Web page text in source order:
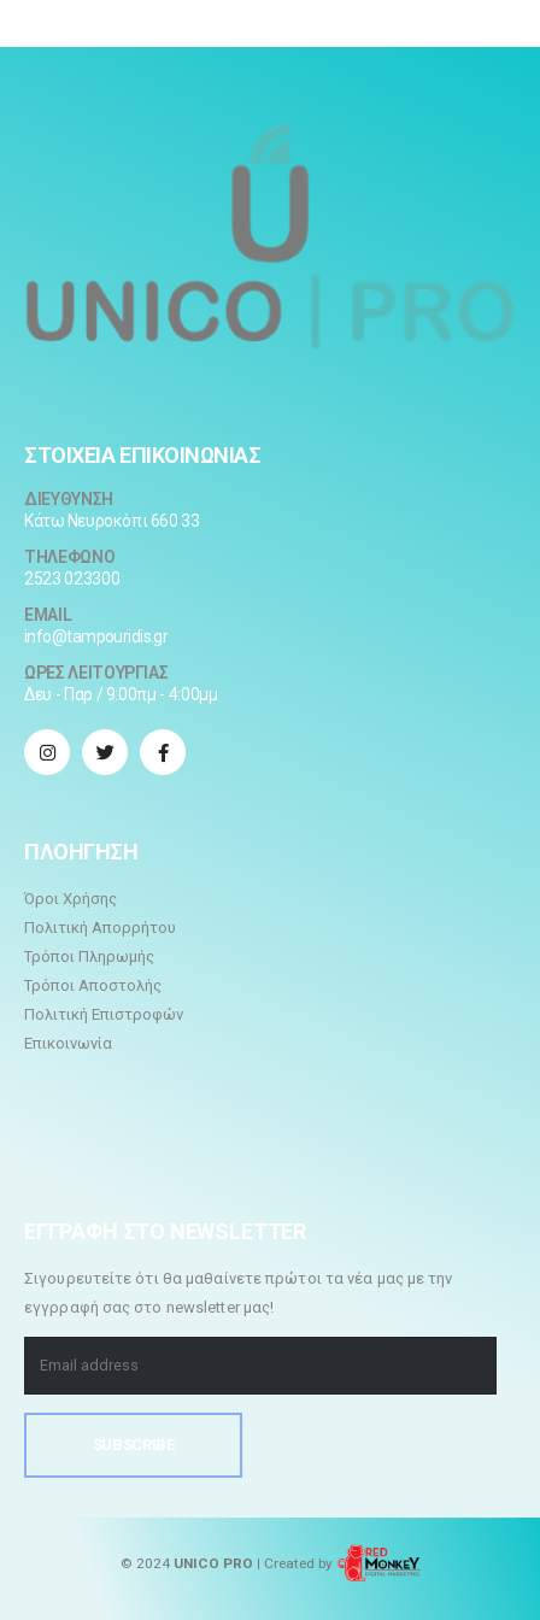
ΣΤΟΙΧΕΙΑ ΕΠΙΚΟΙΝΩΝΙΑΣ
ΔΙΕΥΘΥΝΣΗ
Κάτω Νευροκόπι 660 33
ΤΗΛΕΦΩΝΟ
2523 023300
EMAIL
info@tampouridis.gr
ΩΡΕΣ ΛΕΙΤΟΥΡΓΙΑΣ
Δευ - Παρ / 9:00πμ - 4:00μμ
ΠΛΟΗΓΗΣΗ
Όροι Χρήσης
Πολιτική Απορρήτου
Τρόποι Πληρωμής
Τρόποι Αποστολής
Πολιτική Επιστροφών
Επικοινωνία
ΕΓΓΡΑΦΗ ΣΤΟ NEWSLETTER
Σιγουρευτείτε ότι θα μαθαίνετε πρώτοι τα νέα μας με την
εγγρραφή σας στο newsletter μας!
© 2024 UNICO PRO | Created by